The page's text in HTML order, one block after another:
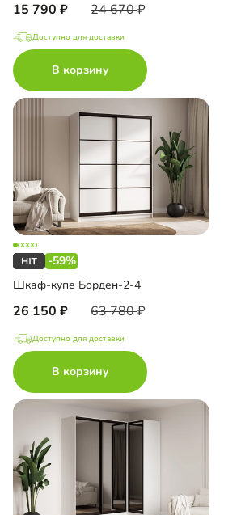
15 790 24 670
Доступно для доставки
В корзину
-59%
Шкаф-купе Борден-2-4
26 150 63 780
Доступно для доставки
В корзину